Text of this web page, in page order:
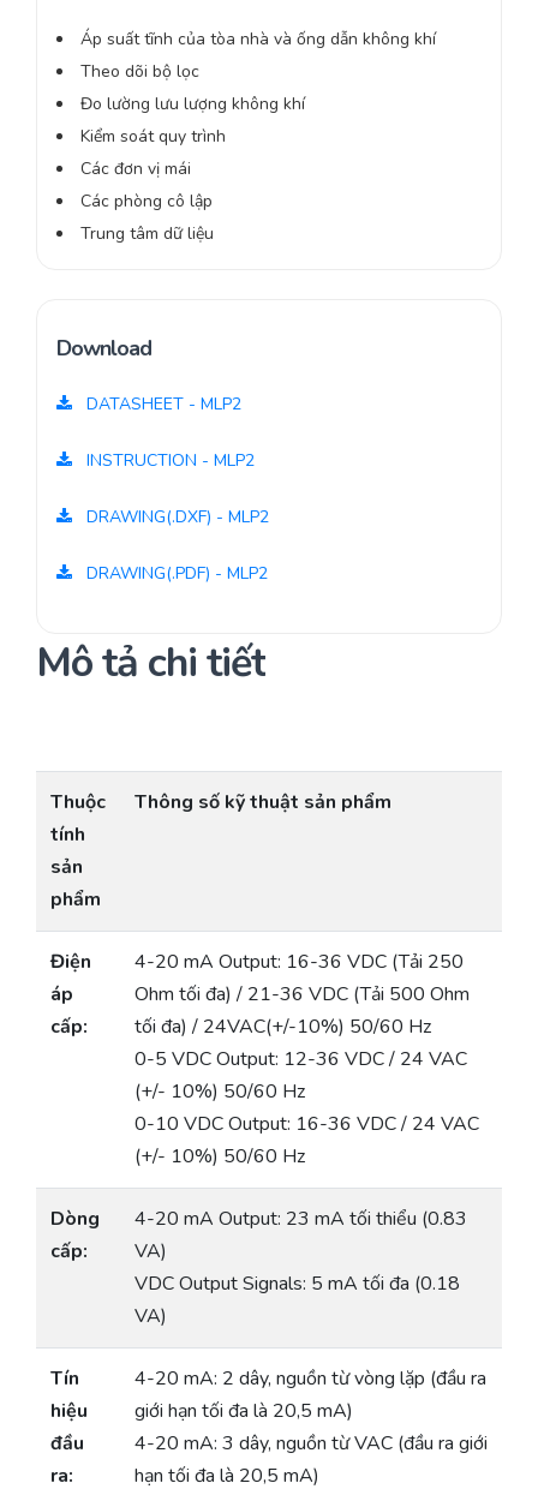
Áp suất tĩnh của tòa nhà và ống dẫn không khí
Theo dõi bộ lọc
Đo lường lưu lượng không khí
Kiểm soát quy trình
Các đơn vị mái
Các phòng cô lập
Trung tâm dữ liệu
Download
DATASHEET - MLP2
INSTRUCTION - MLP2
DRAWING(.DXF) - MLP2
DRAWING(.PDF) - MLP2
Mô tả chi tiết
Thuộc
tính
sản
phẩm
Thông số kỹ thuật sản phẩm
Điện
áp
cấp:
4-20 mA Output: 16-36 VDC (Tải 250
Ohm tối đa) / 21-36 VDC (Tải 500 Ohm
tối đa) / 24VAC(+/-10%) 50/60 Hz
0-5 VDC Output: 12-36 VDC / 24 VAC
(+/- 10%) 50/60 Hz
0-10 VDC Output: 16-36 VDC / 24 VAC
(+/- 10%) 50/60 Hz
Dòng
cấp:
4-20 mA Output: 23 mA tối thiểu (0.83
VA)
VDC Output Signals: 5 mA tối đa (0.18
VA)
Tín
hiệu
đầu
ra:
4-20 mA: 2 dây, nguồn từ vòng lặp (đầu ra
giới hạn tối đa là 20,5 mA)
4-20 mA: 3 dây, nguồn từ VAC (đầu ra giới
hạn tối đa là 20,5 mA)